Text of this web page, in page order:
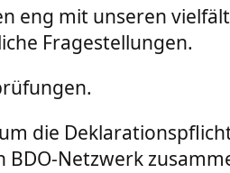
eng mit unseren
Fragestellungen.
die
Netzwerk